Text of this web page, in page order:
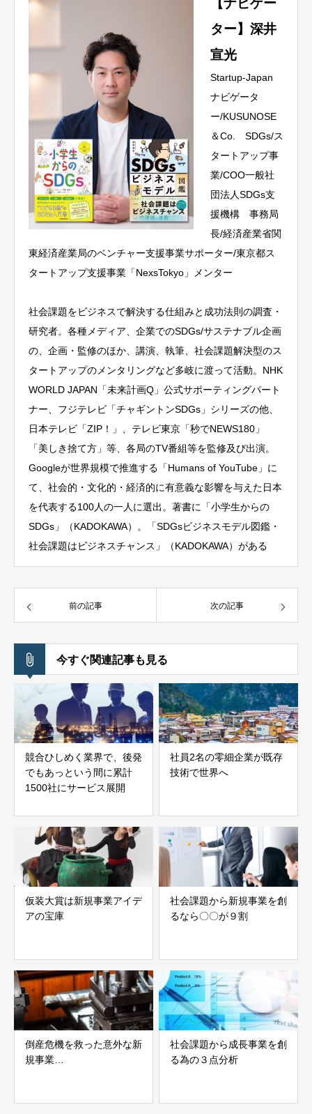
【ナビゲー
ター】深井
宣光
Startup-Japan
ナビゲータ
ー/KUSUNOSE
＆Co. SDGs/ス
タートアップ事
業/COO一般社
団法人SDGs支
援機構 事務局
長/経済産業省関
東経済産業局のベンチャー支援事業サポーター/東京都ス
タートアップ支援事業「NexsTokyo」メンター
社会課題をビジネスで解決する仕組みと成功法則の調査・
研究者。各種メディア、企業でのSDGs/サステナブル企画
の、企画・監修のほか、講演、執筆、社会課題解決型のス
タートアップのメンタリングなど多岐に渡って活動。NHK
WORLD JAPAN「未来計画Q」公式サポーティングパート
ナー、フジテレビ「チャギントンSDGs」シリーズの他、
日本テレビ「ZIP！」、テレビ東京「秒でNEWS180」
「美しき捨て方」等、各局のTV番組等を監修及び出演。
Googleが世界規模で推進する「Humans of YouTube」に
て、社会的・文化的・経済的に有意義な影響を与えた日本
を代表する100人の一人に選出。著書に「小学生からの
SDGs」（KADOKAWA）。「SDGsビジネスモデル図鑑・
社会課題はビジネスチャンス」（KADOKAWA）がある
前の記事 次の記事
今すぐ関連記事も見る
競合ひしめく業界で、後発
でもあっという間に累計
1500社にサービス展開
社員2名の零細企業が既存
技術で世界へ
仮装大賞は新規事業アイデ
アの宝庫
社会課題から新規事業を創
るなら〇〇が９割
倒産危機を救った意外な新
規事業…
社会課題から成長事業を創
る為の３点分析